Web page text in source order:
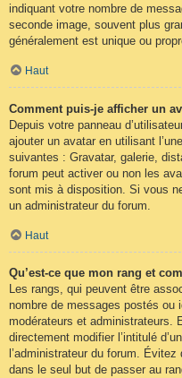
indiquant votre nombre de
seconde image, souvent plus
généralement est unique ou
Haut
Comment puis-je afficher un
Depuis votre panneau
ajouter un avatar en utilisant
suivantes : Gravatar, galerie,
forum peut activer ou non les
sont mis à disposition. Si vous
un administrateur du forum.
Haut
Qu’est-ce que mon rang et
Les rangs, qui peuvent être
nombre de messages postés ou
modérateurs et administrateurs.
directement modifier l’intitulé
l’administrateur du forum.
dans le seul but de passer au